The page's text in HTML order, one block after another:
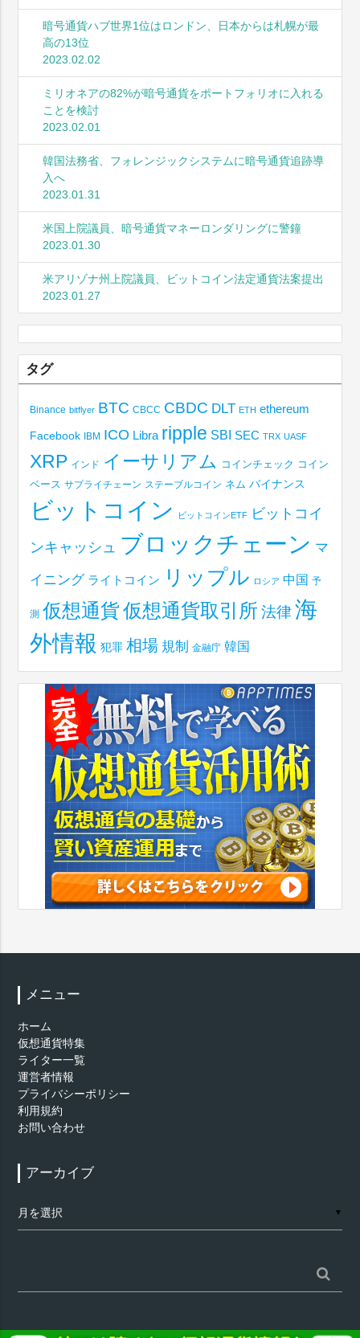
暗号通貨ハブ世界1位はロンドン、日本からは札幌が最
高の13位
2023.02.02
ミリオネアの82%が暗号通貨をポートフォリオに入れる
ことを検討
2023.02.01
韓国法務省、フォレンジックシステムに暗号通貨追跡導
入へ
2023.01.31
米国上院議員、暗号通貨マネーロンダリングに警鐘
2023.01.30
米アリゾナ州上院議員、ビットコイン法定通貨法案提出
2023.01.27
タグ
Binance bitflyer BTC CBCC CBDC DLT ETH ethereum
Facebook IBM ICO Libra ripple SBI SEC TRX UASF
XRP インド イーサリアム コインチェック コイン
ベース サプライチェーン ステーブルコイン ネム バイナンス
ビットコイン ビットコインETF ビットコイ
ンキャッシュ ブロックチェーン マ
イニング ライトコイン リップル ロシア 中国 予
測 仮想通貨仮想通貨取引所 法律 海
外情報 犯罪 相場 規制 金融庁 韓国
メニュー
ホーム
仮想通貨特集
ライター一覧
運営者情報
プライバシーポリシー
利用規約
お問い合わせ
アーカイブ
ー
▼
索: